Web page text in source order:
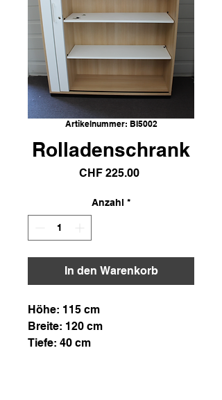
Artikelnummer: BI5002
Rolladenschrank
CHF 225.00Preis
Anzahl *
In den Warenkorb
Höhe: 115 cm
Breite: 120 cm
Tiefe: 40 cm